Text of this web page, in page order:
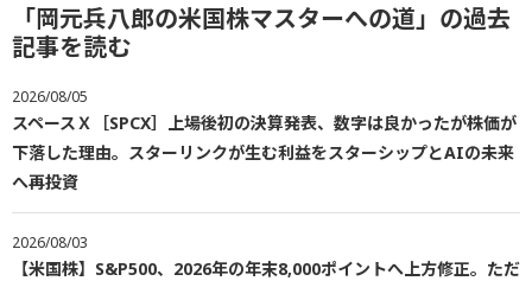
「岡元兵八郎の米国株マスターへの道」の過去
記事を読む
2026/08/05
スペースＸ［SPCX］上場後初の決算発表、数字は良かったが株価が
下落した理由。スターリンクが生む利益をスターシップとAIの未来
へ再投資
2026/08/03
【米国株】S&P500、2026年の年末8,000ポイントへ上方修正。ただ